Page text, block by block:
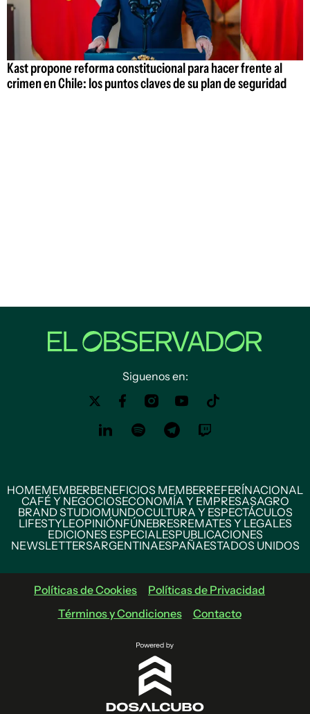
Kast propone reforma constitucional para hacer frente al
crimen en Chile: los puntos claves de su plan de seguridad
Siguenos en:
HOMEMEMBERBENEFICIOS MEMBERREFERÍNACIONAL
CAFÉ Y NEGOCIOSECONOMÍA Y EMPRESASAGRO
BRAND STUDIOMUNDOCULTURA Y ESPECTÁCULOS
LIFESTYLEOPINIÓNFÚNEBRESREMATES Y LEGALES
EDICIONES ESPECIALESPUBLICACIONES
NEWSLETTERSARGENTINAESPAÑAESTADOS UNIDOS
Políticas de Cookies
Políticas de Privacidad
Términos y Condiciones
Contacto